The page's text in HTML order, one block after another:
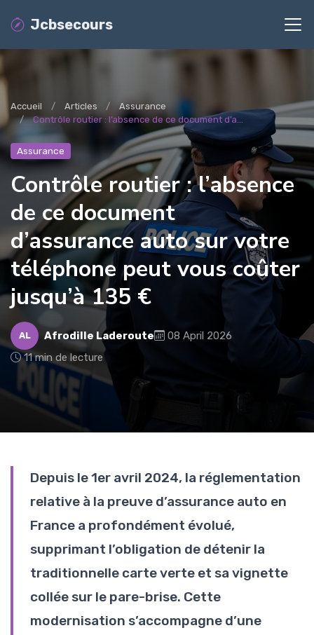
Jcbsecours
Accueil Articles
Assurance
Contrôle routier : l’absence de ce document d’a...
Assurance
Contrôle routier : l’absence
de ce document
d’assurance auto sur votre
téléphone peut vous coûter
jusqu’à 135 €
AL Afrodille Laderoute
08 April 2026
11 min de lecture
Depuis le 1er avril 2024, la réglementation
relative à la preuve d’assurance auto en
France a profondément évolué,
supprimant l’obligation de détenir la
traditionnelle carte verte et sa vignette
collée sur le pare-brise. Cette
modernisation s’accompagne d’une